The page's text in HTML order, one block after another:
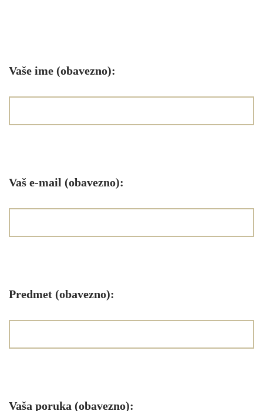
Vaše ime (obavezno):
Vaš e-mail (obavezno):
Predmet (obavezno):
Vaša poruka (obavezno):